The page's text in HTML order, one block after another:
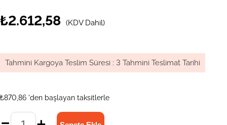
₺2.612,58 (KDV Dahil)
Tahmini Kargoya Teslim Süresi : 3 Tahmini Teslimat Tarihi
₺870,86 'den başlayan taksitlerle